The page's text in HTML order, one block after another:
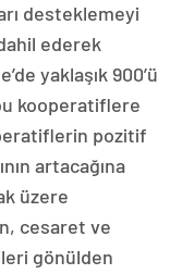
desteklemeyi
ederek
yaklaşık 900’ü
kooperatiflere
pozitif
artacağına
üzere
cesaret ve
gönülden